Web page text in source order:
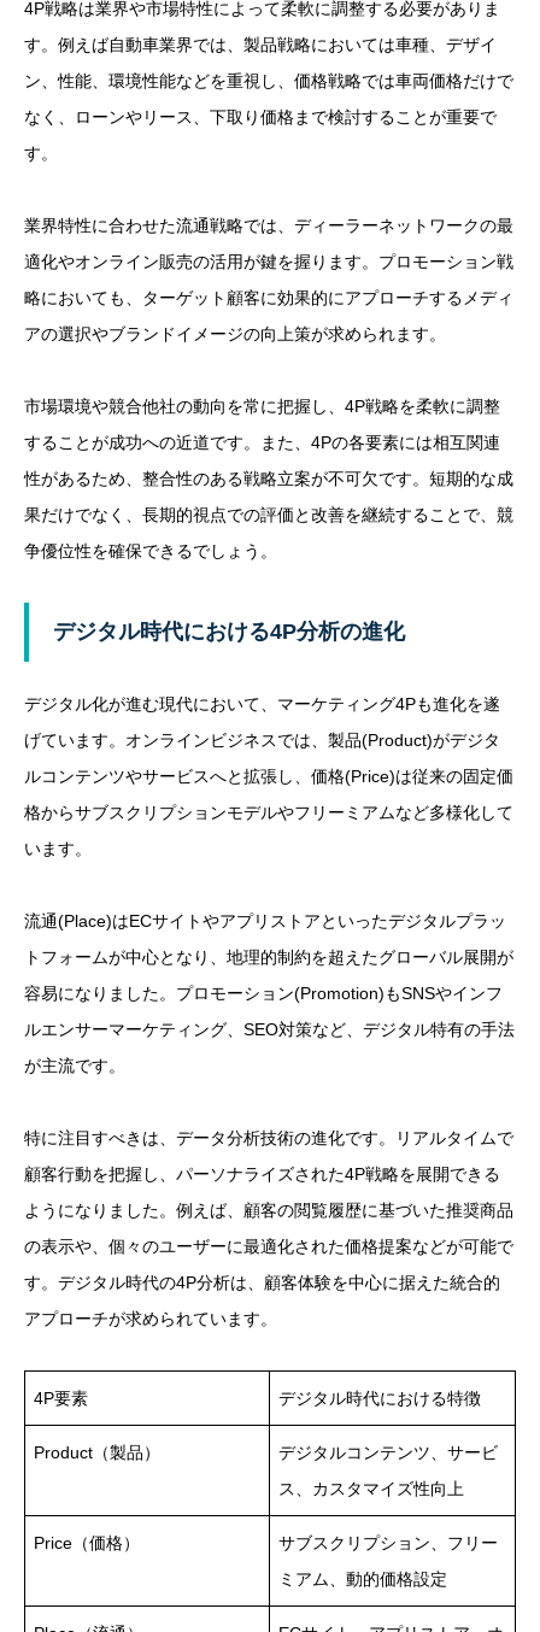
4P戦略は業界や市場特性によって柔軟に調整する必要がありま
す。例えば自動車業界では、製品戦略においては車種、デザイ
ン、性能、環境性能などを重視し、価格戦略では車両価格だけで
なく、ローンやリース、下取り価格まで検討することが重要で
す。
業界特性に合わせた流通戦略では、ディーラーネットワークの最
適化やオンライン販売の活用が鍵を握ります。プロモーション戦
略においても、ターゲット顧客に効果的にアプローチするメディ
アの選択やブランドイメージの向上策が求められます。
市場環境や競合他社の動向を常に把握し、4P戦略を柔軟に調整
することが成功への近道です。また、4Pの各要素には相互関連
性があるため、整合性のある戦略立案が不可欠です。短期的な成
果だけでなく、長期的視点での評価と改善を継続することで、競
争優位性を確保できるでしょう。
デジタル時代における4P分析の進化
デジタル化が進む現代において、マーケティング4Pも進化を遂
げています。オンラインビジネスでは、製品(Product)がデジタ
ルコンテンツやサービスへと拡張し、価格(Price)は従来の固定価
格からサブスクリプションモデルやフリーミアムなど多様化して
います。
流通(Place)はECサイトやアプリストアといったデジタルプラッ
トフォームが中心となり、地理的制約を超えたグローバル展開が
容易になりました。プロモーション(Promotion)もSNSやインフ
ルエンサーマーケティング、SEO対策など、デジタル特有の手法
が主流です。
特に注目すべきは、データ分析技術の進化です。リアルタイムで
顧客行動を把握し、パーソナライズされた4P戦略を展開できる
ようになりました。例えば、顧客の閲覧履歴に基づいた推奨商品
の表示や、個々のユーザーに最適化された価格提案などが可能で
す。デジタル時代の4P分析は、顧客体験を中心に据えた統合的
アプローチが求められています。
4P要素 デジタル時代における特徴
Product（製品）
デジタルコンテンツ、サービ
ス、カスタマイズ性向上
Price（価格）
サブスクリプション、フリー
ミアム、動的価格設定